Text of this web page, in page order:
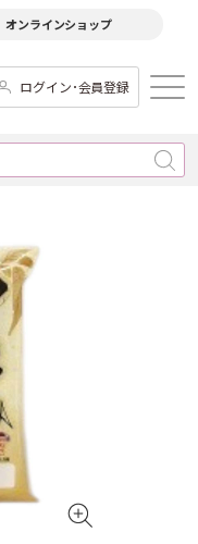
オンラインショップ
ログイン･会員登録